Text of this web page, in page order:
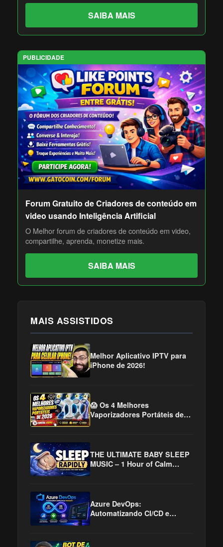
SAIBA MAIS
PUBLICIDADE
Forum Gratuito de Criadores de conteúdo em
video usando Inteligência Artificial
O Melhor forum de criadores de conteúdo em video,
compartilhe, aprenda, monetize mais.
SAIBA MAIS
MAIS ASSISTIDOS
Melhor Aplicativo IPTV para
iPhone de 2026!
😱 Os 4 Melhores
Vaporizadores Portáteis de
THE ULTIMATE BABY SLEEP
MUSIC – 1 Hour of Calm
Azure DevOps:
Automatizando CI/CD e